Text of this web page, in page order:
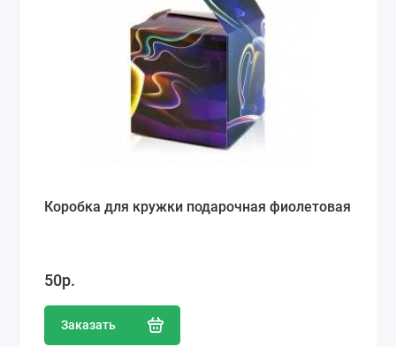
Коробка для кружки подарочная фиолетовая
50р.
Заказать